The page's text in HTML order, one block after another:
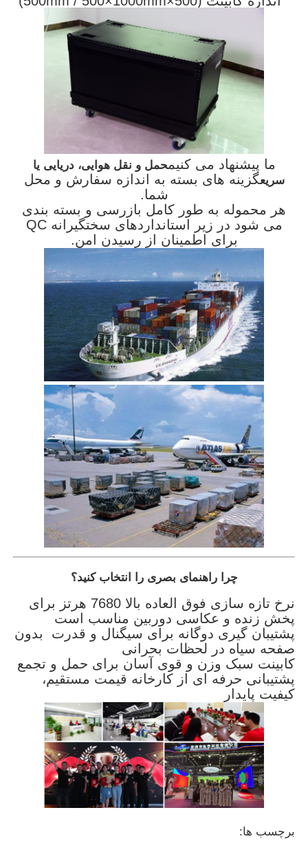
ما پیشنهاد می کنیمحمل و نقل هوایی، دریایی یا
سریعگزینه های بسته به اندازه سفارش و محل
شما.
هر محموله به طور کامل بازرسی و بسته بندی
می شود در زیر استانداردهای سختگیرانه QC
برای اطمینان از رسیدن امن.
چرا راهنمای بصری را انتخاب کنید؟
نرخ تازه سازی فوق العاده بالا 7680 هرتز برای
پخش زنده و عکاسی دوربین مناسب است
پشتیبان گیری دوگانه برای سیگنال و قدرت ️ بدون
صفحه سیاه در لحظات بحرانی
کابینت سبک وزن و قوی آسان برای حمل و تجمع
پشتیبانی حرفه ای از کارخانه قیمت مستقیم،
کیفیت پایدار
برچسب ها: